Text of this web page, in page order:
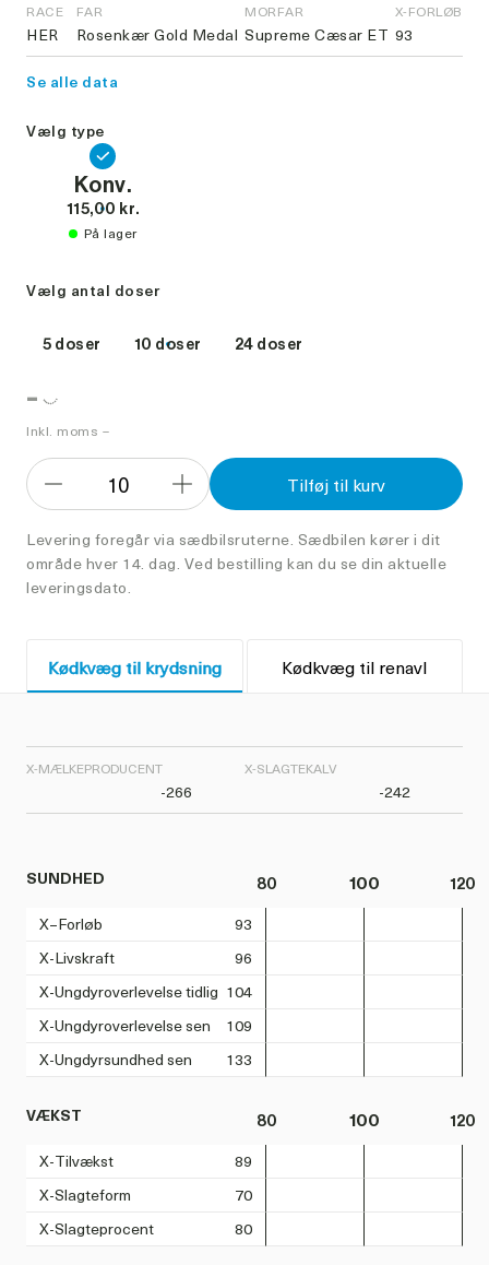
RACE
HER
FAR
Rosenkær Gold Medal
MORFAR
Supreme Cæsar ET
X-FORLØB
93
Se alle data
Vælg type
Konv.
115,00 kr.
På lager
Vælg antal doser
5 doser 10 doser 24 doser
-
Inkl. moms –
Formindsk
10
Forøg
Tilføj til kurv
Levering foregår via sædbilsruterne. Sædbilen kører i dit
område hver 14. dag. Ved bestilling kan du se din aktuelle
leveringsdato.
Kødkvæg til krydsning Kødkvæg til renavl
X-MÆLKEPRODUCENT
-266
X-SLAGTEKALV
-242
SUNDHED 80 100 120
X–Forløb
93
X-Livskraft
96
X-Ungdyroverlevelse tidlig 104
X-Ungdyroverlevelse sen
109
X-Ungdyrsundhed sen
133
VÆKST 80 100 120
X-Tilvækst
89
X-Slagteform
70
X-Slagteprocent
80